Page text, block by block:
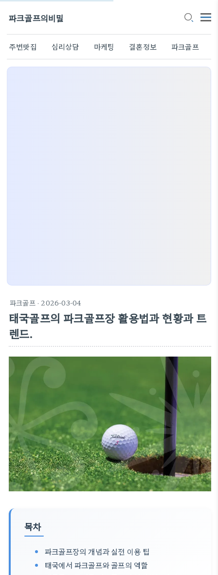
파크골프의비밀
주변맛집 심리상담 마케팅 결혼정보 파크골프
파크골프· 2026-03-04
태국골프의 파크골프장 활용법과 현황과 트
렌드.
목차
파크골프장의 개념과 실전 이용 팁
태국에서 파크골프와 골프의 역할